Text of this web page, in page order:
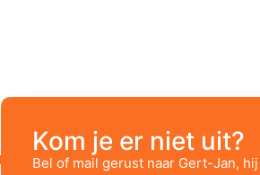
Kom je er niet uit?
Bel of mail gerust naar Gert-Jan,